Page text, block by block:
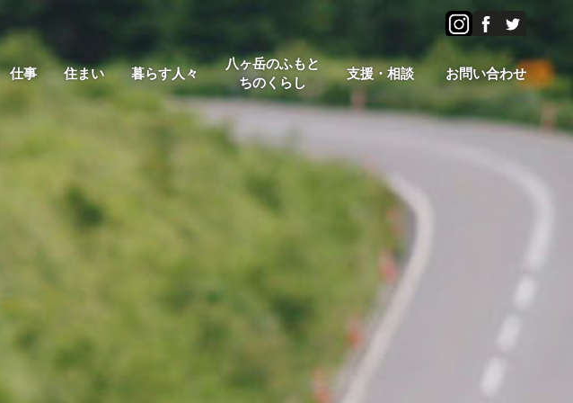
仕事 住まい 暮らす人々
八ヶ岳のふもと
ちのくらし
支援・相談 お問い合わせ